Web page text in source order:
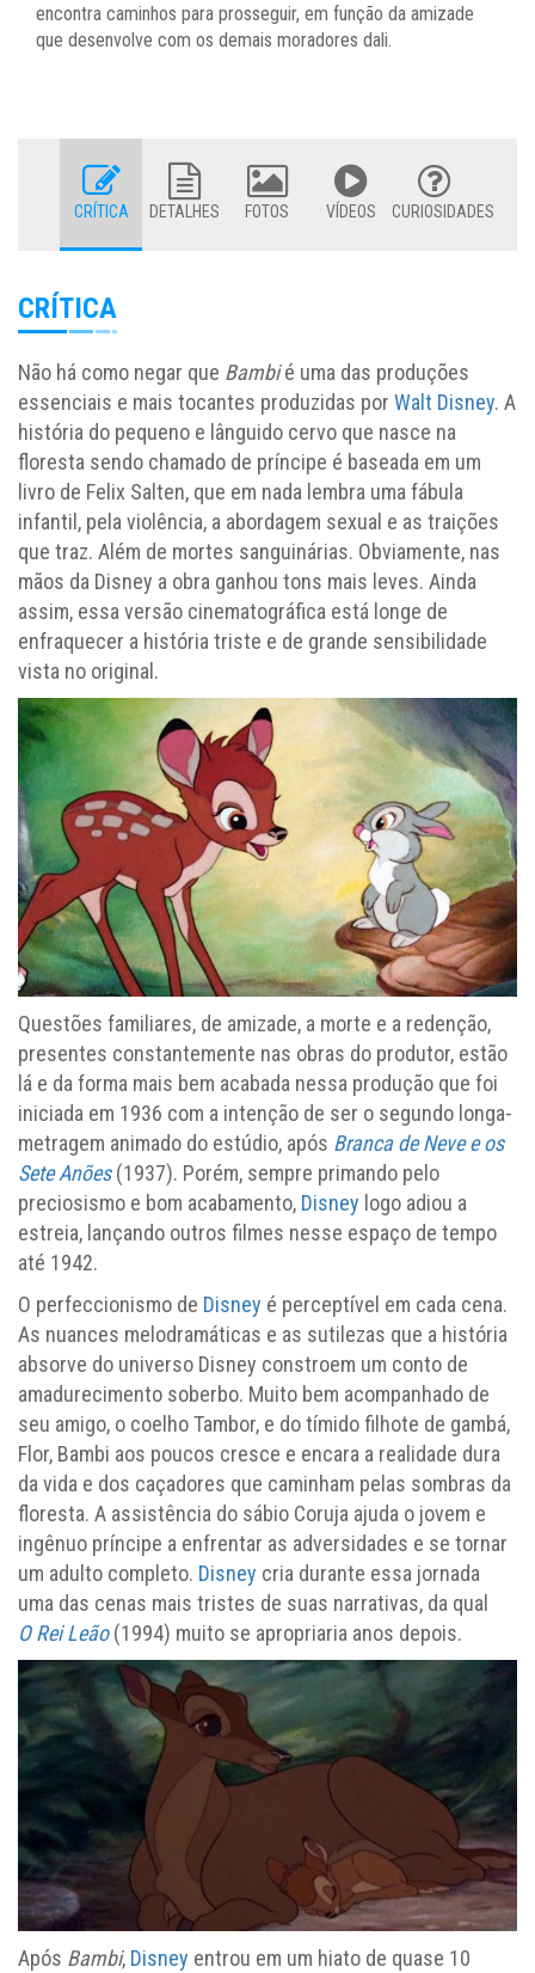
encontra caminhos para prosseguir, em função da amizade
que desenvolve com os demais moradores dali.
CRÍTICA DETALHES FOTOS VÍDEOS CURIOSIDADES
CRÍTICA
Não há como negar que Bambié uma das produções
essenciais e mais tocantes produzidas por Walt Disney. A
história do pequeno e lânguido cervo que nasce na
floresta sendo chamado de príncipe é baseada em um
livro de Felix Salten, que em nada lembra uma fábula
infantil, pela violência, a abordagem sexual e as traições
que traz. Além de mortes sanguinárias. Obviamente, nas
mãos da Disney a obra ganhou tons mais leves. Ainda
assim, essa versão cinematográfica está longe de
enfraquecer a história triste e de grande sensibilidade
vista no original.
Questões familiares, de amizade, a morte e a redenção,
presentes constantemente nas obras do produtor, estão
lá e da forma mais bem acabada nessa produção que foi
iniciada em 1936 com a intenção de ser o segundo longa-
metragem animado do estúdio, após Branca de Neve e os
Sete Anões(1937). Porém, sempre primando pelo
preciosismo e bom acabamento, Disney logo adiou a
estreia, lançando outros filmes nesse espaço de tempo
até 1942.
O perfeccionismo de Disney é perceptível em cada cena.
As nuances melodramáticas e as sutilezas que a história
absorve do universo Disney constroem um conto de
amadurecimento soberbo. Muito bem acompanhado de
seu amigo, o coelho Tambor, e do tímido filhote de gambá,
Flor, Bambi aos poucos cresce e encara a realidade dura
da vida e dos caçadores que caminham pelas sombras da
floresta. A assistência do sábio Coruja ajuda o jovem e
ingênuo príncipe a enfrentar as adversidades e se tornar
um adulto completo. Disney cria durante essa jornada
uma das cenas mais tristes de suas narrativas, da qual
O Rei Leão(1994) muito se apropriaria anos depois.
Após Bambi, Disney entrou em um hiato de quase 10